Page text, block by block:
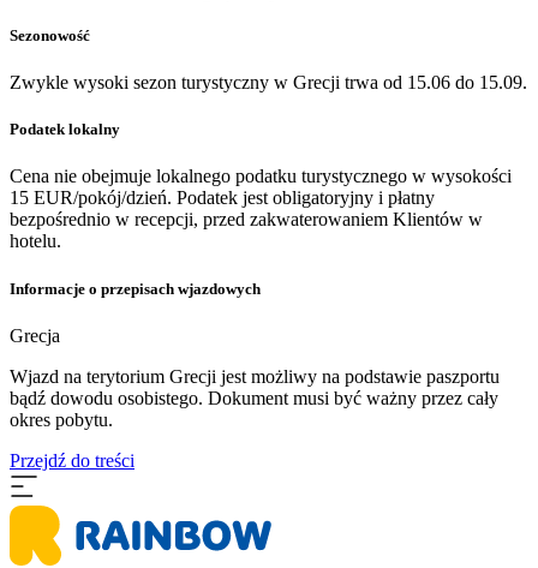
Sezonowość
Zwykle wysoki sezon turystyczny w Grecji trwa od 15.06 do 15.09.
Podatek lokalny
Cena nie obejmuje lokalnego podatku turystycznego w wysokości
15 EUR/pokój/dzień. Podatek jest obligatoryjny i płatny
bezpośrednio w recepcji, przed zakwaterowaniem Klientów w
hotelu.
Informacje o przepisach wjazdowych
Grecja
Wjazd na terytorium Grecji jest możliwy na podstawie paszportu
bądź dowodu osobistego. Dokument musi być ważny przez cały
okres pobytu.
Przejdź do treści